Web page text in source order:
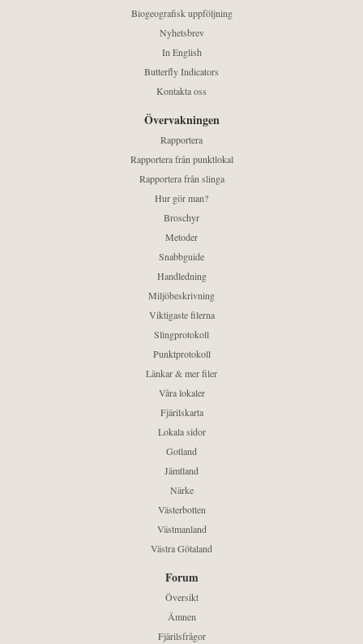
Biogeografisk uppföljning
Nyhetsbrev
In English
Butterfly Indicators
Kontakta oss
Övervakningen
Rapportera
Rapportera från punktlokal
Rapportera från slinga
Hur gör man?
Broschyr
Metoder
Snabbguide
Handledning
Miljöbeskrivning
Viktigaste filerna
Slingprotokoll
Punktprotokoll
Länkar & mer filer
Våra lokaler
Fjärilskarta
Lokala sidor
Gotland
Jämtland
Närke
Västerbotten
Västmanland
Västra Götaland
Forum
Översikt
Ämnen
Fjärilsfrågor